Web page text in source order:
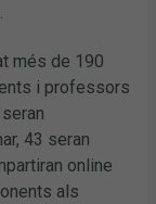
més de 190
i professors
43 seran
online
als